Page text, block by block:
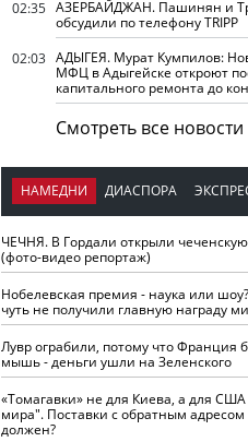
02:35 АЗЕРБАЙДЖАН. Пашинян и
обсудили по телефону TRIPP
02:03 АДЫГЕЯ. Мурат Кумпилов:
МФЦ в Адыгейске откроют
капитального ремонта до
Смотреть все новости
НАМЕДНИ ДИАСПОРА
ЧЕЧНЯ. В Гордали открыли
(фото-видео репортаж)
Нобелевская премия - наука или
чуть не получили главную награду
Лувр ограбили, потому что Франция
мышь - деньги ушли на Зеленского
«Томагавки» не для Киева, а для
мира". Поставки с обратным адресом
должен?